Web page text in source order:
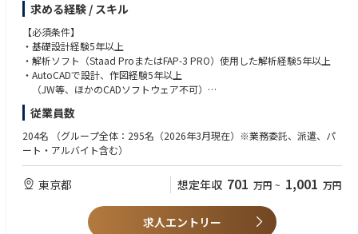
連携の推進、引留鉄鋼の設計・調達業務の内製化など、設計領域の拡大に
も携わっていただく予定です
【職務詳細】
a) 解析ソフト・EXCELを使用した構造解析
・杭基礎・直接基礎の構造解析、断面検討
・引留鉄鋼部材の解析・検討
b) AutoCADを使用した設計図・施工図の作成・修正
・蓄電所基礎の施工図（平面図・断面図・詳細図）の作成・修正
・引留鉄鋼の部材図・組立図作成
c) 関連図書の作成
・構造計算書の作成
求める経験 / スキル
【必須条件】
・基礎設計経験5年以上
・解析ソフト（Staad ProまたはFAP-3 PRO）使用した解析経験5年以上
・AutoCADで設計、作図経験5年以上
（JW等、ほかのCADソフトウェア不可）
・鉄骨（S造）・RC造の知識があること
・設計監理で現場駐在が可能であること（全国、2週間〜1か月）
【歓迎条件】
・建築士（構造一級、一級、二級）
・Civil3D使用可能（または習得意思がある）
・ClaudeまたはGemini等AIでの業務遂行経験
従業員数
204名
（グループ全体：295名（2026年3月現在）※業務委託、派遣、パ
ート・アルバイト含む）
東京都 想定年収 701 万円 ~ 1,001 万円
求人エントリー